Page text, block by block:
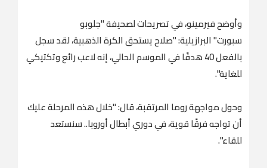
وأوضح فيرمينو، في تصريحات لصحيفة "جلوبو
سبورت" البرازيلية: "صلاح يستحق الكرة الذهبية، لقد سجل
بالفعل 40 هدفًا في الموسم الحالي، إنه لاعب رائع وتكتيكي
للغاية".
وحول مواجهة روما المرتقبة، قال: "خلال هذه المرحلة عليك
أن تواجه فرقًا قوية، في دوري أبطال أوروبا.. سنستعد
للقاء".